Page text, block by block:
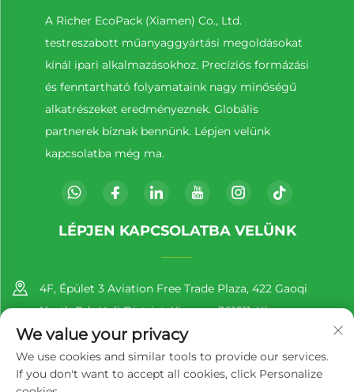
A Richer EcoPack (Xiamen) Co., Ltd.
testreszabott műanyaggyártási megoldásokat
kínál ipari alkalmazásokhoz. Precíziós formázási
és fenntartható folyamataink nagy minőségű
alkatrészeket eredményeznek. Globális
partnerek bíznak bennünk. Lépjen velünk
kapcsolatba még ma.
LÉPJEN KAPCSOLATBA VELÜNK
4F, Épület 3 Aviation Free Trade Plaza, 422 Gaoqi
North Rd., Huli District, Xiamen, 361011, Kína
+86-13860188777
[email protected]
We value your privacy
We use cookies and similar tools to provide our services.
If you don't want to accept all cookies, click Personalize